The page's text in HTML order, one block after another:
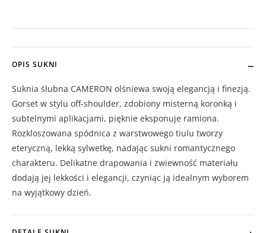
OPIS SUKNI
Suknia ślubna CAMERON olśniewa swoją elegancją i finezją.
Gorset w stylu off-shoulder, zdobiony misterną koronką i
subtelnymi aplikacjami, pięknie eksponuje ramiona.
Rozkloszowana spódnica z warstwowego tiulu tworzy
eteryczną, lekką sylwetkę, nadając sukni romantycznego
charakteru. Delikatne drapowania i zwiewność materiału
dodają jej lekkości i elegancji, czyniąc ją idealnym wyborem
na wyjątkowy dzień.